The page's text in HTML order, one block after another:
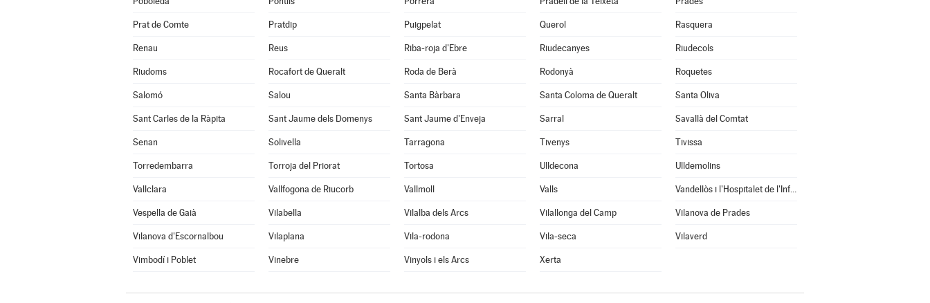
Prat de Comte Pratdip Puigpelat Querol Rasquera
Renau Reus Riba-roja d'Ebre Riudecanyes Riudecols
Riudoms Rocafort de Queralt Roda de Berà Rodonyà Roquetes
Salomó Salou Santa Bàrbara Santa Coloma de Queralt Santa Oliva
Sant Carles de la Ràpita Sant Jaume dels Domenys Sant Jaume d'Enveja Sarral Savallà del Comtat
Senan Solivella Tarragona Tivenys Tivissa
Torredembarra Torroja del Priorat Tortosa Ulldecona Ulldemolins
Vallclara Vallfogona de Riucorb Vallmoll Valls Vandellòs i l'Hospitalet de l'Infant
Vespella de Gaià Vilabella Vilalba dels Arcs Vilallonga del Camp Vilanova de Prades
Vilanova d'Escornalbou Vilaplana Vila-rodona Vila-seca Vilaverd
Vimbodí i Poblet Vinebre Vinyols i els Arcs Xerta